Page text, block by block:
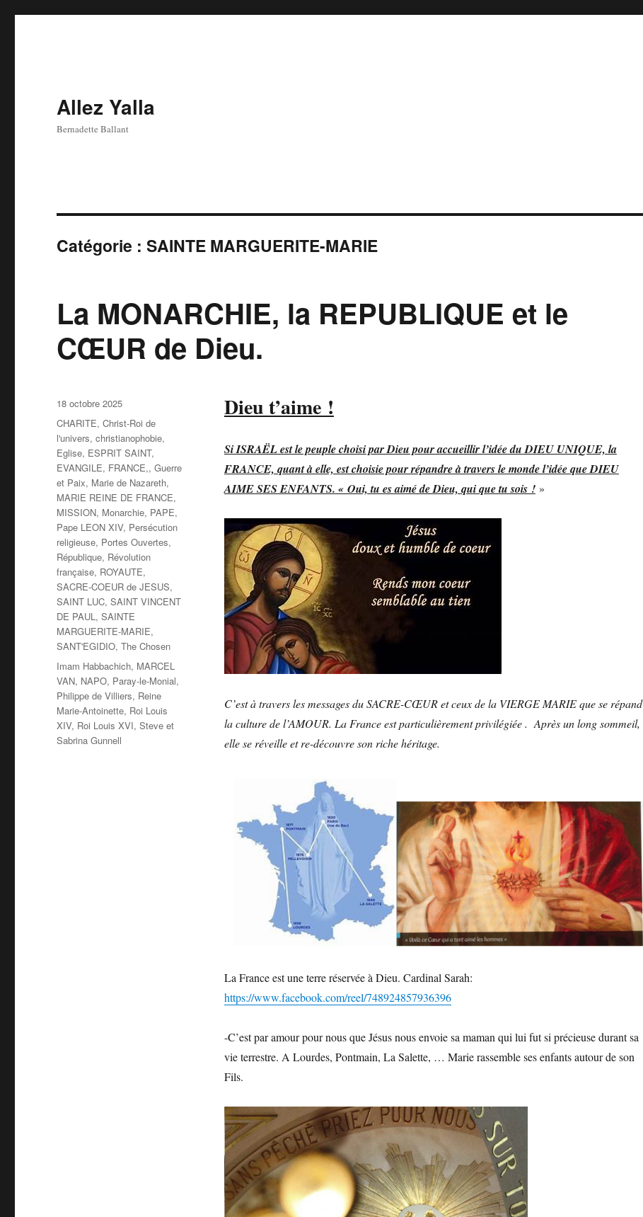
Allez Yalla
Bernadette Ballant
Catégorie :SAINTE MARGUERITE-MARIE
La MONARCHIE, la REPUBLIQUE et le
CŒUR de Dieu.
Dieu t’aime !
Si ISRAËL est le peuple choisi par Dieu pour accueillir l’idée du DIEU UNIQUE, la
FRANCE, quant à elle, est choisie pour répandre à travers le monde l’idée que DIEU
AIME SES ENFANTS. « Oui, tu es aimé de Dieu, qui que tu sois !»
C’est à travers les messages du SACRE-CŒUR et ceux de la VIERGE MARIE que se répand
la culture de l’AMOUR. La France est particulièrement privilégiée . Après un long sommeil,
elle se réveille et re-découvre son riche héritage.
La France est une terre réservée à Dieu. Cardinal Sarah:
https://www.facebook.com/reel/748924857936396
-C’est par amour pour nous que Jésus nous envoie sa maman qui lui fut si précieuse durant sa
vie terrestre. A Lourdes, Pontmain, La Salette, … Marie rassemble ses enfants autour de son
Fils.
Publié
le
18 octobre 2025
Catégories
CHARITE,Christ-Roi de
l'univers,christianophobie,
Eglise, ESPRIT SAINT,
EVANGILE, FRANCE,,Guerre
et Paix, Marie de Nazareth,
MARIE REINE DE FRANCE,
MISSION, Monarchie, PAPE,
Pape LEON XIV, Persécution
religieuse, Portes Ouvertes,
République, Révolution
française, ROYAUTE,
SACRE-COEUR de JESUS,
SAINT LUC,SAINT VINCENT
DE PAUL,SAINTE
MARGUERITE-MARIE,
SANT'EGIDIO,The Chosen
Étiquettes
Imam Habbachich, MARCEL
VAN, NAPO, Paray-le-Monial,
Philippe de Villiers, Reine
Marie-Antoinette, Roi Louis
XIV, Roi Louis XVI,Steve et
Sabrina Gunnell